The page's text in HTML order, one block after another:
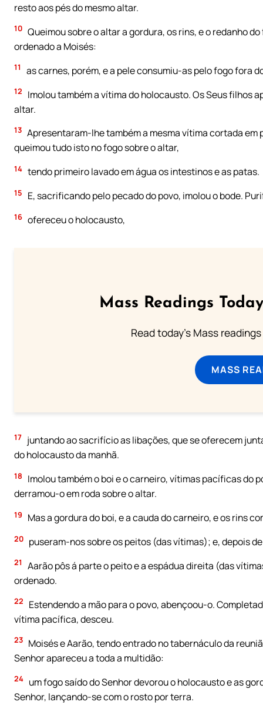
resto aos pés do mesmo altar.
10 Queimou sobre o altar a gordura, os rins, e o redanho
ordenado a Moisés:
11 as carnes, porém, e a pele consumiu-as pelo fogo fora
12
Imolou também a vítima do holocausto. Os Seus filhos
altar.
13 Apresentaram-lhe também a mesma vítima cortada
queimou tudo isto no fogo sobre o altar,
14 tendo primeiro lavado em água os intestinos e as patas.
15 E, sacrificando pelo pecado do povo, imolou o bode.
16 ofereceu o holocausto,
Mass Readings
Read today's Mass
MASS
17 juntando ao sacrifício as libações, que se oferecem
do holocausto da manhã.
18
Imolou também o boi e o carneiro, vítimas pacíficas do
derramou-o em roda sobre o altar.
19 Mas a gordura do boi, e a cauda do carneiro, e os rins
20 puseram-nos sobre os peitos (das vítimas); e, depois
21
Aarão pôs á parte o peito e a espádua direita (das
ordenado.
22
Estendendo a mão para o povo, abençoou-o.
vítima pacífica, desceu.
23 Moisés e Aarão, tendo entrado no tabernáculo da
Senhor apareceu a toda a multidão:
24 um fogo saído do Senhor devorou o holocausto e as
Senhor, lançando-se com o rosto por terra.